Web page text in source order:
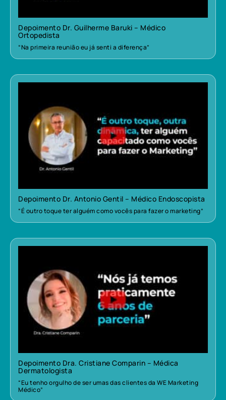
Depoimento Dr. Guilherme Baruki – Médico
Ortopedista
“Na primeira reunião eu já senti a diferença”
Depoimento Dr. Antonio Gentil – Médico Endoscopista
“É outro toque ter alguém como vocês para fazer o marketing”
Depoimento Dra. Cristiane Comparin – Médica
Dermatologista
“Eu tenho orgulho de ser umas das clientes da WE Marketing
Médico”